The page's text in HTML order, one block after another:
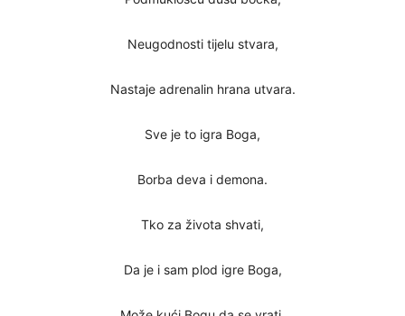
Neugodnosti tijelu stvara,
Nastaje adrenalin hrana utvara.
Sve je to igra Boga,
Borba deva i demona.
Tko za života shvati,
Da je i sam plod igre Boga,